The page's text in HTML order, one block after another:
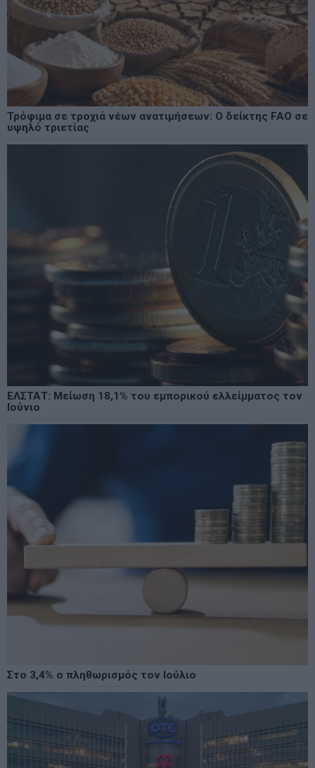
Τρόφιμα σε τροχιά νέων ανατιμήσεων: Ο δείκτης FAO σε
υψηλό τριετίας
ΕΛΣΤΑΤ: Μείωση 18,1% του εμπορικού ελλείμματος τον
Ιούνιο
Στο 3,4% ο πληθωρισμός τον Ιούλιο